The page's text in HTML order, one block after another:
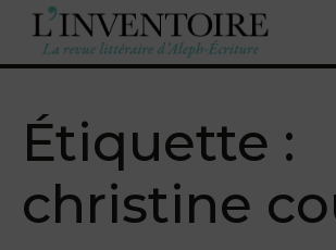
Étiquette :
christine